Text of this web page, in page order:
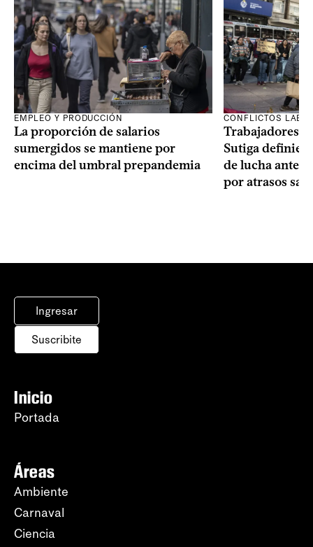
EMPLEO Y PRODUCCIÓN
La proporción de salarios
sumergidos se mantiene por
encima del umbral prepandemia
CONFLICTOS
Trabajadores
Sutiga
de lucha ante
por atrasos
Ingresar
Suscribite
Inicio
Portada
Áreas
Ambiente
Carnaval
Ciencia